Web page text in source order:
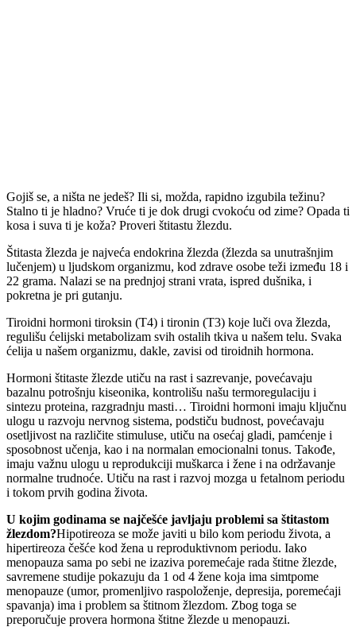
Gojiš se, a ništa ne jedeš? Ili si, možda, rapidno izgubila težinu?
Stalno ti je hladno? Vruće ti je dok drugi cvokoću od zime? Opada ti
kosa i suva ti je koža? Proveri štitastu žlezdu.
Štitasta žlezda je najveća endokrina žlezda (žlezda sa unutrašnjim
lučenjem) u ljudskom organizmu, kod zdrave osobe teži između 18 i
22 grama. Nalazi se na prednjoj strani vrata, ispred dušnika, i
pokretna je pri gutanju.
Tiroidni hormoni tiroksin (T4) i tironin (T3) koje luči ova žlezda,
regulišu ćelijski metabolizam svih ostalih tkiva u našem telu. Svaka
ćelija u našem organizmu, dakle, zavisi od tiroidnih hormona.
Hormoni štitaste žlezde utiču na rast i sazrevanje, povećavaju
bazalnu potrošnju kiseonika, kontrolišu našu termoregulaciju i
sintezu proteina, razgradnju masti… Tiroidni hormoni imaju ključnu
ulogu u razvoju nervnog sistema, podstiču budnost, povećavaju
osetljivost na različite stimuluse, utiču na osećaj gladi, pamćenje i
sposobnost učenja, kao i na normalan emocionalni tonus. Takođe,
imaju važnu ulogu u reprodukciji muškarca i žene i na održavanje
normalne trudnoće. Utiču na rast i razvoj mozga u fetalnom periodu
i tokom prvih godina života.
U kojim godinama se najčešće javljaju problemi sa štitastom
žlezdom?Hipotireoza se može javiti u bilo kom periodu života, a
hipertireoza češće kod žena u reproduktivnom periodu. Iako
menopauza sama po sebi ne izaziva poremećaje rada štitne žlezde,
savremene studije pokazuju da 1 od 4 žene koja ima simtpome
menopauze (umor, promenljivo raspoloženje, depresija, poremećaji
spavanja) ima i problem sa štitnom žlezdom. Zbog toga se
preporučuje provera hormona štitne žlezde u menopauzi.